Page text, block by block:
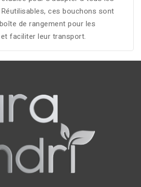
ces bouchons sont
de rangement pour les
faciliter leur transport.